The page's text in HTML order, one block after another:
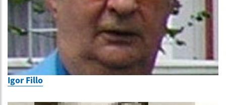
Igor Fillo